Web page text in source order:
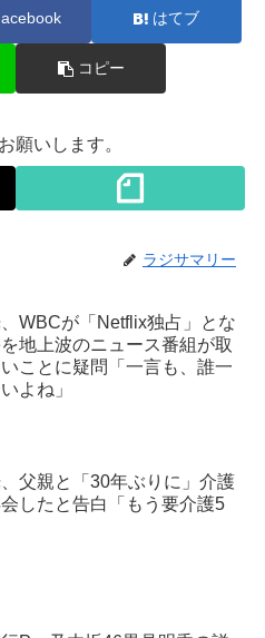
はてブ
コピー
願いします。
ラジサマリー
WBCが「Netflix独占」とな
地上波のニュース番組が取
ことに疑問「一言も、誰一
よね」
父親と「30年ぶりに」介護
したと告白「もう要介護5